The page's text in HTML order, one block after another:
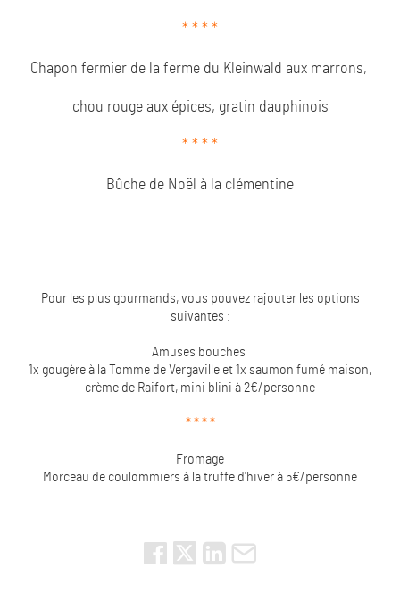
* * * *
Chapon fermier de la ferme du Kleinwald aux marrons,
chou rouge aux épices, gratin dauphinois
* * * *
Bûche de Noël à la clémentine
Pour les plus gourmands, vous pouvez rajouter les options
suivantes :
Amuses bouches
1x gougère à la Tomme de Vergaville et 1x saumon fumé maison,
crème de Raifort, mini blini à 2€/personne
* * * *
Fromage
Morceau de coulommiers à la truffe d'hiver à 5€/personne